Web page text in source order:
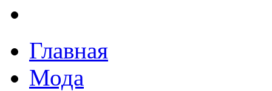
Главная
Мода